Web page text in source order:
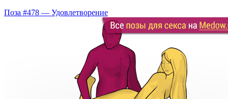
Поза #478 — Удовлетворение